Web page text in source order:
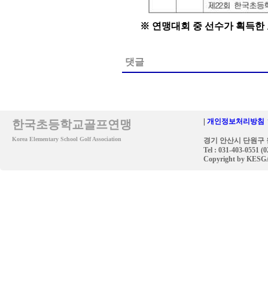
※ 연맹대회 중 선수가 획득한
댓글
한국초등학교골프연맹
Korea Elementary School Golf Association
개인정보처리방
경기 안산시 단원구
Tel : 031-403-0551
Copyright by